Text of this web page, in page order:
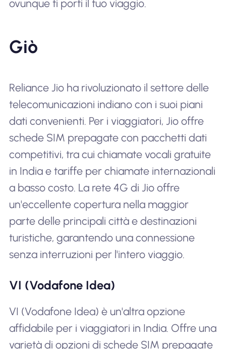
ovunque ti porti il tuo viaggio.
Giò
Reliance Jio ha rivoluzionato il settore delle
telecomunicazioni indiano con i suoi piani
dati convenienti. Per i viaggiatori, Jio offre
schede SIM prepagate con pacchetti dati
competitivi, tra cui chiamate vocali gratuite
in India e tariffe per chiamate internazionali
a basso costo. La rete 4G di Jio offre
un'eccellente copertura nella maggior
parte delle principali città e destinazioni
turistiche, garantendo una connessione
senza interruzioni per l'intero viaggio.
VI (Vodafone Idea)
VI (Vodafone Idea) è un'altra opzione
affidabile per i viaggiatori in India. Offre una
varietà di opzioni di schede SIM prepagate